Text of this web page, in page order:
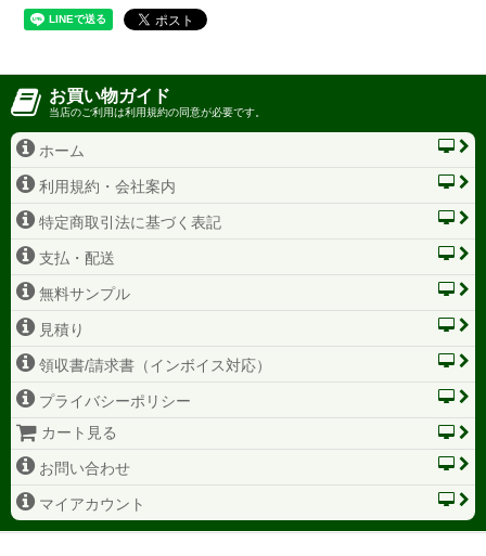
お買い物ガイド
当店のご利用は利用規約の同意が必要です。
ホーム
利用規約・会社案内
特定商取引法に基づく表記
支払・配送
無料サンプル
見積り
領収書/請求書（インボイス対応）
プライバシーポリシー
カート見る
お問い合わせ
マイアカウント